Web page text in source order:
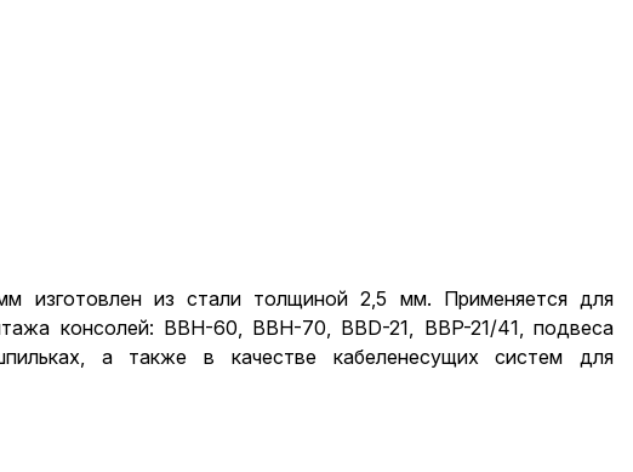
изготовлен из стали толщиной 2,5 мм. Применяется для
консолей: ВВН-60, ВВН-70, BBD-21, BBP-21/41, подвеса
а также в качестве кабеленесущих систем для